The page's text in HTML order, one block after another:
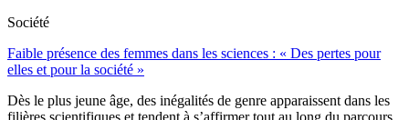
Société
Faible présence des femmes dans les sciences : « Des pertes pour
elles et pour la société »
Dès le plus jeune âge, des inégalités de genre apparaissent dans les
filières scientifiques et tendent à s’affirmer tout au long du parcours